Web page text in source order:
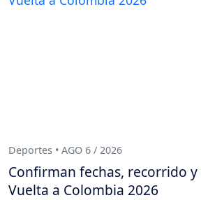
Deportes • AGO 6 / 2026
Confirman fechas, recorrido
Vuelta a Colombia 2026